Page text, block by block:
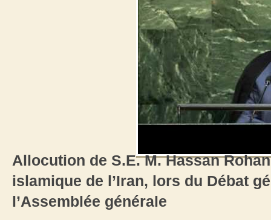
Allocution de S.E. M. Hassan
islamique de l’Iran, lors du Débat
l’Assemblée générale